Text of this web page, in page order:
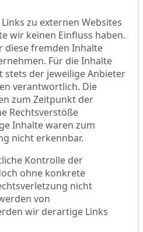
zu externen Websites
wir keinen Einfluss haben.
diese fremden Inhalte
Für die Inhalte
stets der jeweilige Anbieter
verantwortlich. Die
zum Zeitpunkt der
Rechtsverstöße
Inhalte waren zum
nicht erkennbar.
Kontrolle der
ohne konkrete
nicht
von
wir derartige Links